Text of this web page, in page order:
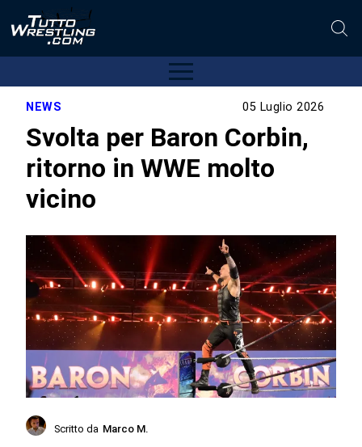
NEWS 05 Luglio 2026
Svolta per Baron Corbin,
ritorno in WWE molto
vicino
Scritto da Marco M.